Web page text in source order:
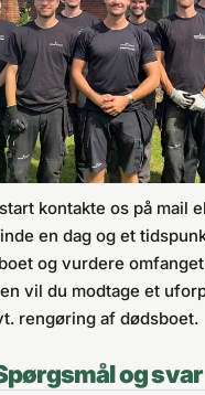
kontakte os på mail
en dag og et
og vurdere
vil du modtage et
rengøring af dødsboet.
og svar